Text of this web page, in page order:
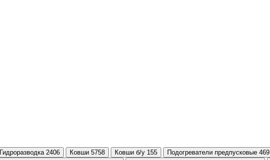
Гидроразводка 2406 Ковши 5758 Ковши б/у 155 Подогреватели предпусковые 469